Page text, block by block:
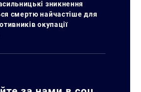
зникнення
смертю найчастіше для
окупації